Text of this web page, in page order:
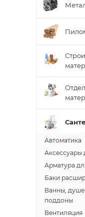
Автоматика
Аксессуары
Арматура
Баки
Ванны,
поддоны
Вентиляция